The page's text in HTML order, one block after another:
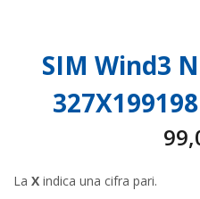
SIM Wind3
La X indica una cifra pari.